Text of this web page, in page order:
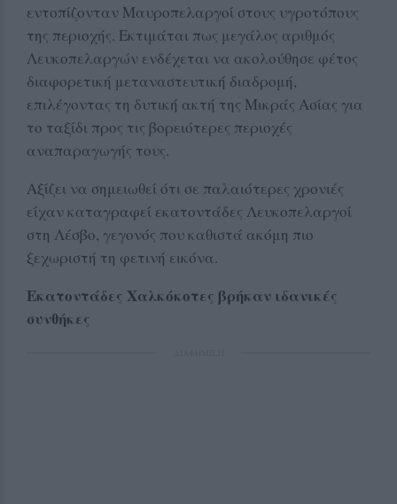
εντοπίζονταν Μαυροπελαργοί στους υγροτόπους
της περιοχής. Εκτιμάται πως μεγάλος αριθμός
Λευκοπελαργών ενδέχεται να ακολούθησε φέτος
διαφορετική μεταναστευτική διαδρομή,
επιλέγοντας τη δυτική ακτή της Μικράς Ασίας για
το ταξίδι προς τις βορειότερες περιοχές
αναπαραγωγής τους.
Αξίζει να σημειωθεί ότι σε παλαιότερες χρονιές
είχαν καταγραφεί εκατοντάδες Λευκοπελαργοί
στη Λέσβο, γεγονός που καθιστά ακόμη πιο
ξεχωριστή τη φετινή εικόνα.
Εκατοντάδες Χαλκόκοτες βρήκαν ιδανικές
συνθήκες